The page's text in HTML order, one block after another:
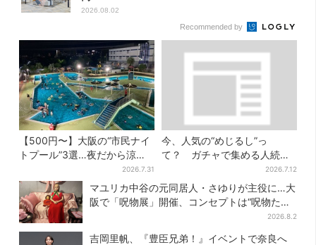
2026.08.02
Recommended by
【500円〜】大阪の“市民ナイ
トプール”3選…夜だから涼し
2026.7.31
今、人気の“めじるし”っ
て？ ガチャで集める人続
出…収集家とメーカーに聞い
たヒットの背景
2026.7.12
マユリカ中谷の元同居人・さゆりが主役に…大
阪で「呪物展」開催、コンセプトは“呪物たち
2026.8.2
吉岡里帆、『豊臣兄弟！』イベントで奈良へ